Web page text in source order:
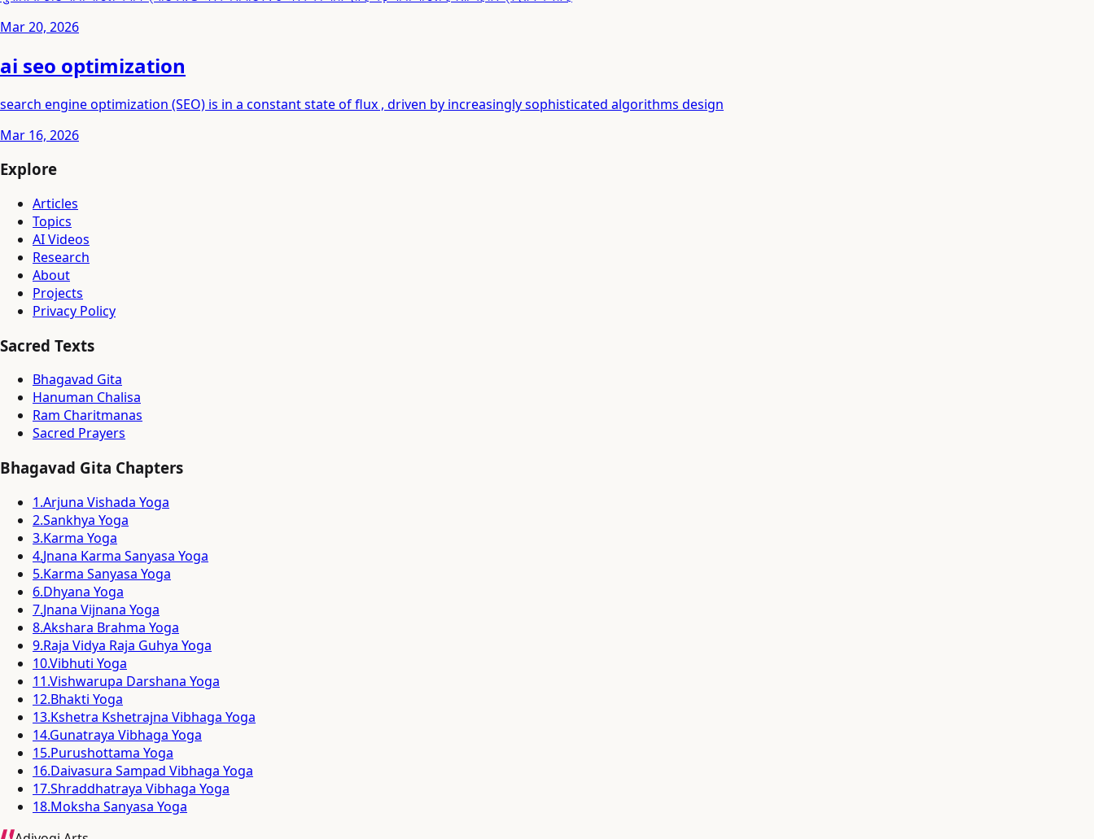
Mar 20, 2026
ai seo optimization
search engine optimization (SEO) is in a constant state of flux , driven by increasingly sophisticated algorithms design
Mar 16, 2026
Explore
Articles
Topics
AI Videos
Research
About
Projects
Privacy Policy
Sacred Texts
Bhagavad Gita
Hanuman Chalisa
Ram Charitmanas
Sacred Prayers
Bhagavad Gita Chapters
1.Arjuna Vishada Yoga
2.Sankhya Yoga
3.Karma Yoga
4.Jnana Karma Sanyasa Yoga
5.Karma Sanyasa Yoga
6.Dhyana Yoga
7.Jnana Vijnana Yoga
8.Akshara Brahma Yoga
9.Raja Vidya Raja Guhya Yoga
10.Vibhuti Yoga
11.Vishwarupa Darshana Yoga
12.Bhakti Yoga
13.Kshetra Kshetrajna Vibhaga Yoga
14.Gunatraya Vibhaga Yoga
15.Purushottama Yoga
16.Daivasura Sampad Vibhaga Yoga
17.Shraddhatraya Vibhaga Yoga
18.Moksha Sanyasa Yoga